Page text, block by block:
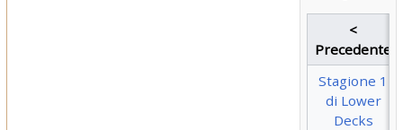
<
Precedente
Stagione 1
di Lower
Decks